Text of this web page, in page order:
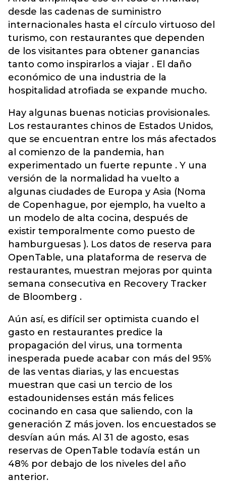
desde las cadenas de suministro
internacionales hasta el círculo virtuoso del
turismo, con restaurantes que dependen
de los visitantes para obtener ganancias
tanto como inspirarlos a viajar . El daño
económico de una industria de la
hospitalidad atrofiada se expande mucho.
Hay algunas buenas noticias provisionales.
Los restaurantes chinos de Estados Unidos,
que se encuentran entre los más afectados
al comienzo de la pandemia, han
experimentado un fuerte repunte . Y una
versión de la normalidad ha vuelto a
algunas ciudades de Europa y Asia (Noma
de Copenhague, por ejemplo, ha vuelto a
un modelo de alta cocina, después de
existir temporalmente como puesto de
hamburguesas ). Los datos de reserva para
OpenTable, una plataforma de reserva de
restaurantes, muestran mejoras por quinta
semana consecutiva en Recovery Tracker
de Bloomberg .
Aún así, es difícil ser optimista cuando el
gasto en restaurantes predice la
propagación del virus, una tormenta
inesperada puede acabar con más del 95%
de las ventas diarias, y las encuestas
muestran que casi un tercio de los
estadounidenses están más felices
cocinando en casa que saliendo, con la
generación Z más joven. los encuestados se
desvían aún más. Al 31 de agosto, esas
reservas de OpenTable todavía están un
48% por debajo de los niveles del año
anterior.